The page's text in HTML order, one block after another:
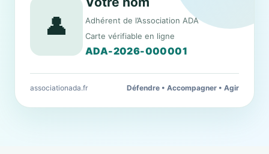
👤
Adhérent de l’Association ADA
Carte vérifiable en ligne
ADA-2026-000001
associationada.fr Défendre • Accompagner • Agir